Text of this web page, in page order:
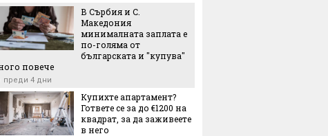
В Сърбия и С.
Македония
минималната заплата е
по-голяма от
българската и "купува"
повече
преди 4 дни
Купихте апартамент?
Гответе се за до €1200 на
квадрат, за да заживеете
в него